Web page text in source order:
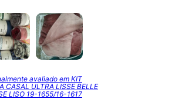
avaliado em KIT
CASAL ULTRA LISSE BELLE
LISO 19-1655/16-1617